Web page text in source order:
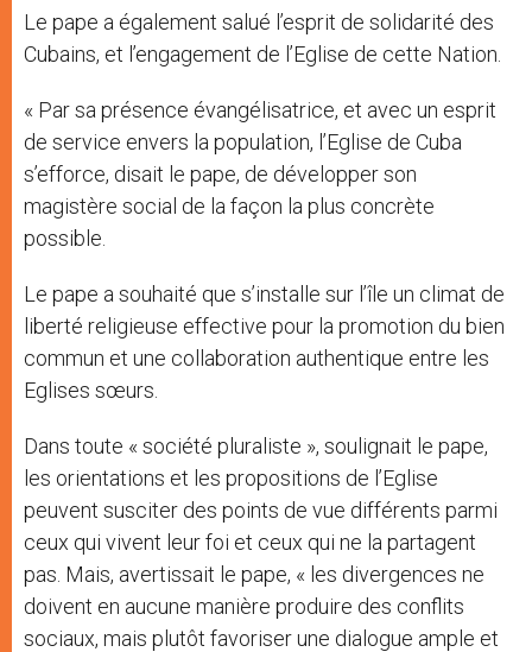
Le pape a également salué l’esprit de solidarité des
Cubains, et l’engagement de l’Eglise de cette Nation.
« Par sa présence évangélisatrice, et avec un esprit
de service envers la population, l’Eglise de Cuba
s’efforce, disait le pape, de développer son
magistère social de la façon la plus concrète
possible.
Le pape a souhaité que s’installe sur l’île un climat de
liberté religieuse effective pour la promotion du bien
commun et une collaboration authentique entre les
Eglises sœurs.
Dans toute « société pluraliste », soulignait le pape,
les orientations et les propositions de l’Eglise
peuvent susciter des points de vue différents parmi
ceux qui vivent leur foi et ceux qui ne la partagent
pas. Mais, avertissait le pape, « les divergences ne
doivent en aucune manière produire des conflits
sociaux, mais plutôt favoriser une dialogue ample et